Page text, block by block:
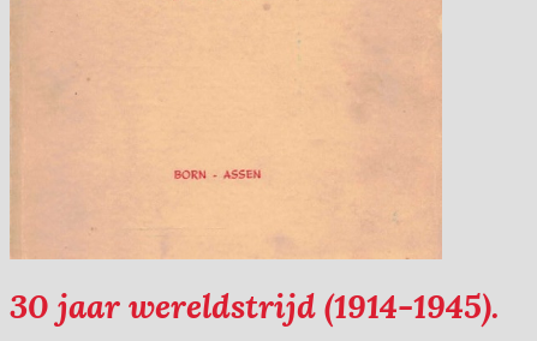
30 jaar wereldstrijd (1914-1945).